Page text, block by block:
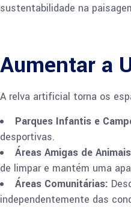
sustentabilidade na
Aumentar a
A relva artificial torna os
Parques Infantis e
desportivas.
Áreas Amigas de
de limpar e mantém uma
Áreas Comunitárias:
independentemente das